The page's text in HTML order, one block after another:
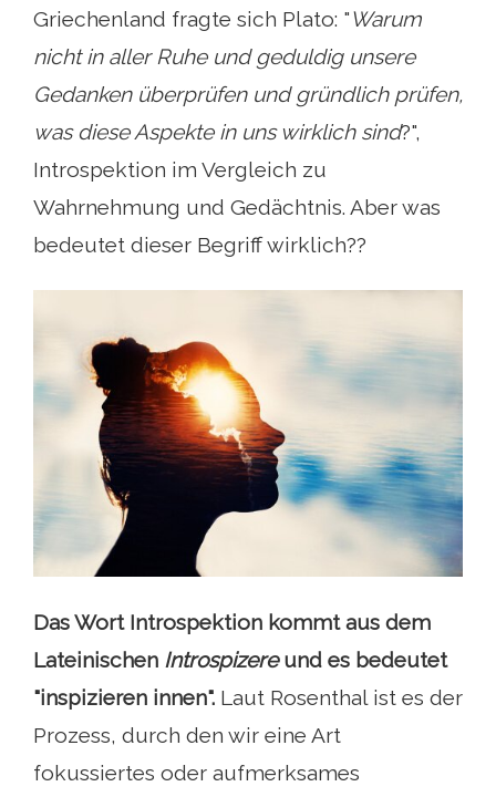
Griechenland fragte sich Plato: "Warum
nicht in aller Ruhe und geduldig unsere
Gedanken überprüfen und gründlich prüfen,
was diese Aspekte in uns wirklich sind?",
Introspektion im Vergleich zu
Wahrnehmung und Gedächtnis. Aber was
bedeutet dieser Begriff wirklich??
Das Wort Introspektion kommt aus dem
Lateinischen Introspizereund es bedeutet
"inspizieren innen". Laut Rosenthal ist es der
Prozess, durch den wir eine Art
fokussiertes oder aufmerksames